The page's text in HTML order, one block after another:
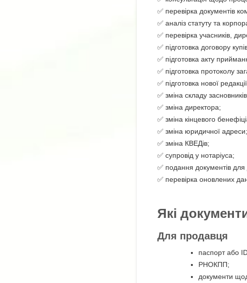
✅ перевірка документів
✅ аналіз статуту та
✅ перевірка учасників,
✅ підготовка договору
✅ підготовка акту
✅ підготовка протоколу
✅ підготовка нової
✅ зміна складу
✅ зміна директора;
✅ зміна кінцевого
✅ зміна юридичної адреси;
✅ зміна КВЕДів;
✅ супровід у нотаріуса;
✅ подання документів для
✅ перевірка оновлених
Які
Для продавця
паспорт або
РНОКПП;
документи